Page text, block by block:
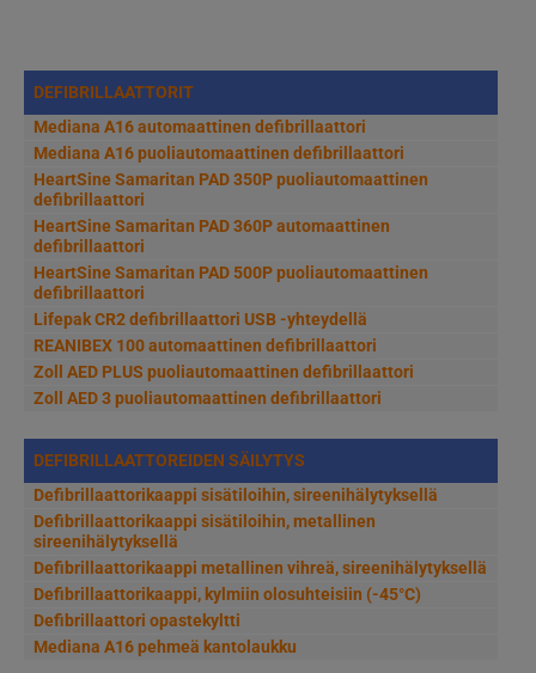
DEFIBRILLAATTORIT
Mediana A16 automaattinen defibrillaattori
Mediana A16 puoliautomaattinen defibrillaattori
HeartSine Samaritan PAD 350P puoliautomaattinen
defibrillaattori
HeartSine Samaritan PAD 360P automaattinen
defibrillaattori
HeartSine Samaritan PAD 500P puoliautomaattinen
defibrillaattori
Lifepak CR2 defibrillaattori USB -yhteydellä
REANIBEX 100 automaattinen defibrillaattori
Zoll AED PLUS puoliautomaattinen defibrillaattori
Zoll AED 3 puoliautomaattinen defibrillaattori
DEFIBRILLAATTOREIDEN SÄILYTYS
Defibrillaattorikaappi sisätiloihin, sireenihälytyksellä
Defibrillaattorikaappi sisätiloihin, metallinen
sireenihälytyksellä
Defibrillaattorikaappi metallinen vihreä, sireenihälytyksellä
Defibrillaattorikaappi, kylmiin olosuhteisiin (-45°C)
Defibrillaattori opastekyltti
Mediana A16 pehmeä kantolaukku